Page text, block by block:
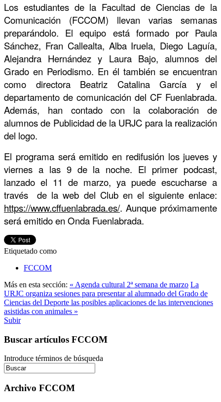
Los estudiantes de la Facultad de Ciencias de la
Comunicación (FCCOM) llevan varias semanas
preparándolo. El equipo está formado por Paula
Sánchez, Fran Callealta, Alba Iruela, Diego Laguía,
Alejandra Hernández y Laura Bajo, alumnos del
Grado en Periodismo. En él también se encuentran
como directora Beatriz Catalina García y el
departamento de comunicación del CF Fuenlabrada.
Además, han contado con la colaboración de
alumnos de Publicidad de la URJC para la realización
del logo.
El programa será emitido en redifusión los jueves y
viernes a las 9 de la noche. El primer podcast,
lanzado el 11 de marzo, ya puede escucharse a
través de la web del Club en el siguiente enlace:
https://www.cffuenlabrada.es/. Aunque próximamente
será emitido en Onda Fuenlabrada.
Etiquetado como
FCCOM
Más en esta sección: « Agenda cultural 2ª semana de marzo La
URJC organiza sesiones para presentar al alumnado del Grado de
Ciencias del Deporte las posibles aplicaciones de las intervenciones
asistidas con animales »
Subir
Buscar artículos FCCOM
Introduce términos de búsqueda
Archivo FCCOM